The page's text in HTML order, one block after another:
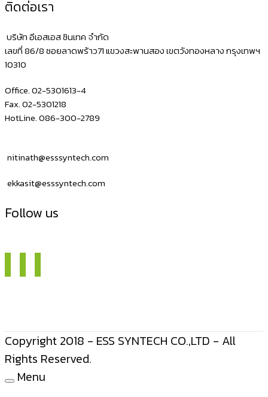
โค้ด
แบบ
ติดต่อเรา
บริษัท อีเอสเอส ซินเทค จำกัด
เลขที่ 86/8 ซอยลาดพร้าว71 แขวงสะพานสอง เขตวังทองหลาง กรุงเทพฯ
10310
Office. 02-5301613-4
Fax. 02-5301218
HotLine. 086-300-2789
nitinath@esssyntech.com
ekkasit@esssyntech.com
Follow us
Copyright 2018 - ESS SYNTECH CO.,LTD - All
Rights Reserved.
Menu